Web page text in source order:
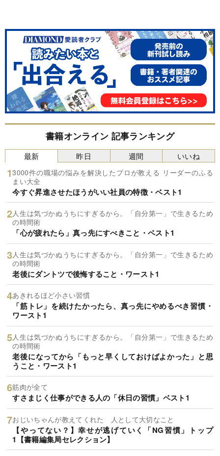
書籍オンライン 記事ランキング
最新
3000件の職場の悩みを解決したプロが教える リーダーのふる
まい大全
今すぐ昇進させたほうがいい社員の特徴・ベスト1
人生は気づかぬうちにすぎるから。「自分第一」で生きるため
の時間術
「心が疲れたら」真っ先にすべきこと・ベスト1
人生は気づかぬうちにすぎるから。「自分第一」で生きるため
の時間術
老後にダントツで後悔すること・ワースト1
あきれるほど小さい習慣
「筋トレ」を続けたかったら、真っ先にやめるべき習慣・
ワースト1
人生は気づかぬうちにすぎるから。「自分第一」で生きるため
の時間術
老後になってから「もっと早くしておけばよかった」と思
うこと・ワースト1
筋肉が全て
すさまじく仕事ができる人の「休日の習慣」ベスト1
おじいちゃんが教えてくれた 人として大切なこと
【やってない？】幸せが逃げていく「NG習慣」トップ
1【書籍編集局セレクション】
昨日 週間 いいね